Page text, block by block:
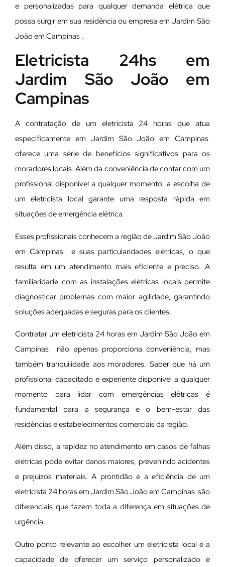
e personalizadas para qualquer demanda elétrica que
possa surgir em sua residência ou empresa em Jardim São
João em Campinas .
Eletricista 24hs em
Jardim São João em
Campinas
A contratação de um eletricista 24 horas que atua
especificamente em Jardim São João em Campinas
oferece uma série de benefícios significativos para os
moradores locais. Além da conveniência de contar com um
profissional disponível a qualquer momento, a escolha de
um eletricista local garante uma resposta rápida em
situações de emergência elétrica.
Esses profissionais conhecem a região de Jardim São João
em Campinas e suas particularidades elétricas, o que
resulta em um atendimento mais eficiente e preciso. A
familiaridade com as instalações elétricas locais permite
diagnosticar problemas com maior agilidade, garantindo
soluções adequadas e seguras para os clientes.
Contratar um eletricista 24 horas em Jardim São João em
Campinas não apenas proporciona conveniência, mas
também tranquilidade aos moradores. Saber que há um
profissional capacitado e experiente disponível a qualquer
momento para lidar com emergências elétricas é
fundamental para a segurança e o bem-estar das
residências e estabelecimentos comerciais da região.
Além disso, a rapidez no atendimento em casos de falhas
elétricas pode evitar danos maiores, prevenindo acidentes
e prejuízos materiais. A prontidão e a eficiência de um
eletricista 24 horas em Jardim São João em Campinas são
diferenciais que fazem toda a diferença em situações de
urgência.
Outro ponto relevante ao escolher um eletricista local é a
capacidade de oferecer um serviço personalizado e